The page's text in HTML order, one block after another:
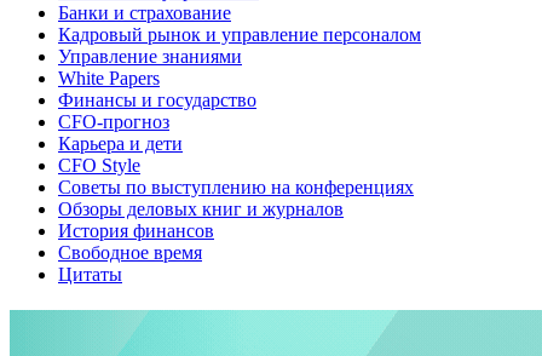
Банки и страхование
Кадровый рынок и управление персоналом
Управление знаниями
White Papers
Финансы и государство
CFO-прогноз
Карьера и дети
CFO Style
Советы по выступлению на конференциях
Обзоры деловых книг и журналов
История финансов
Свободное время
Цитаты